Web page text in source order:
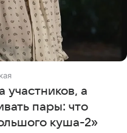
участников, а
пары: что
куша-2»